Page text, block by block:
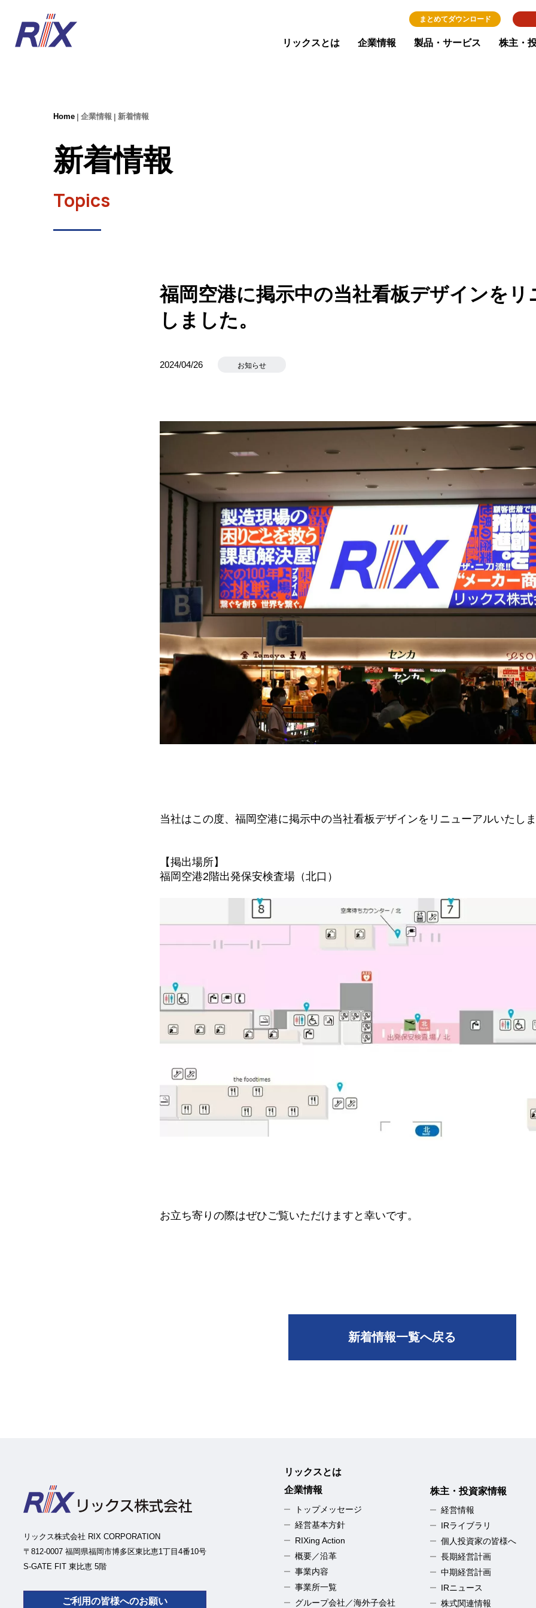
まとめてダウンロード
リックスとは 企業情報 製品・サービス 株主・
Home 企業情報 新着情報
新着情報
Topics
福岡空港に掲示中の当社看板デザインをリ
しました。
2024/04/26 お知らせ
当社はこの度、福岡空港に掲示中の当社看板デザインをリニューアルいたし
【掲出場所】
福岡空港2階出発保安検査場（北口）
お立ち寄りの際はぜひご覧いただけますと幸いです。
新着情報一覧へ戻る
リックス株式会社 RIX CORPORATION
〒812-0007 福岡県福岡市博多区東比恵1丁目4番10号
S-GATE FIT 東比恵 5階
リックスとは
企業情報
トップメッセージ
経営基本方針
RIXing Action
概要／沿革
事業内容
事業所一覧
グループ会社／海外子会社
株主・投資家情報
経営情報
IRライブラリ
個人投資家の皆様へ
長期経営計画
中期経営計画
IRニュース
株式関連情報